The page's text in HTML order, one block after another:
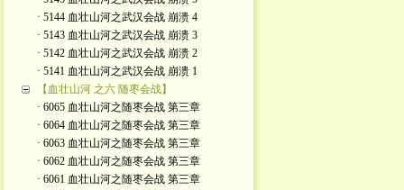
· 5144 血壮山河之武汉会战 崩溃 4
· 5143 血壮山河之武汉会战 崩溃 3
· 5142 血壮山河之武汉会战 崩溃 2
· 5141 血壮山河之武汉会战 崩溃 1
【血壮山河 之六 随枣会战】
· 6065 血壮山河之随枣会战 第三章
· 6064 血壮山河之随枣会战 第三章
· 6063 血壮山河之随枣会战 第三章
· 6062 血壮山河之随枣会战 第三章
· 6061 血壮山河之随枣会战 第三章